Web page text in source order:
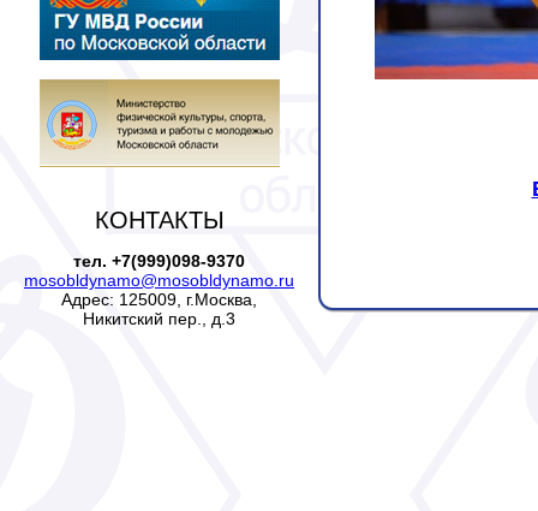
КОНТАКТЫ
тел. +7(999)098-9370
mosobldynamo@mosobldynamo.ru
Адрес: 125009, г.Москва,
Никитский пер., д.3